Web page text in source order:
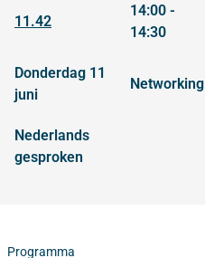
11.42
14:00 -
14:30
donderdag 11
juni
networking
Nederlands
gesproken
Programma